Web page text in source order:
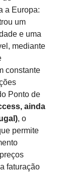
a Europa:
um
e uma
mediante
constante
Ponto de
ainda
, o
permite
faturação